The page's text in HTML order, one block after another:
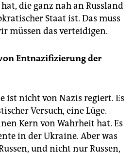
die ganz nah an Russland
Staat ist. Das muss
müssen das verteidigen.
Entnazifizierung der
ist nicht von Nazis regiert. Es
Versuch, eine Lüge.
Kern von Wahrheit hat. Es
in der Ukraine. Aber was
und nicht nur Russen,